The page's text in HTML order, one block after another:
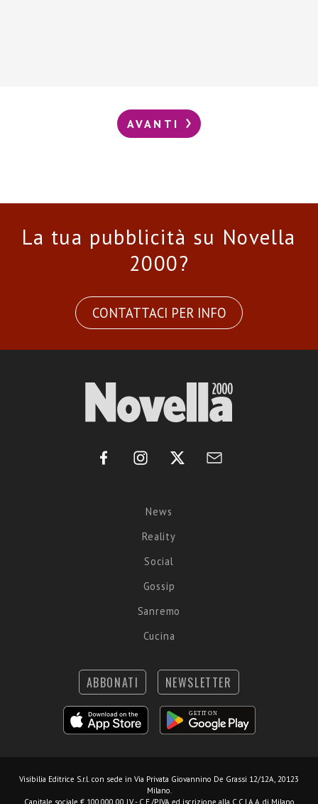
AVANTI
La tua pubblicità su Novella
2000?
CONTATTACI PER INFO
News
Reality
Social
Gossip
Sanremo
Cucina
ABBONATI NEWSLETTER
Visibilia Editrice S.r.l. con sede in Via Privata Giovannino De Grassi 12/12A, 20123
Milano.
Capitale sociale € 100.000,00 I.V. - C.F./P.IVA ed iscrizione alla C.C.I.A.A. di Milano